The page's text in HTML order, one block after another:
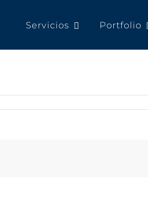
Servicios Portfolio